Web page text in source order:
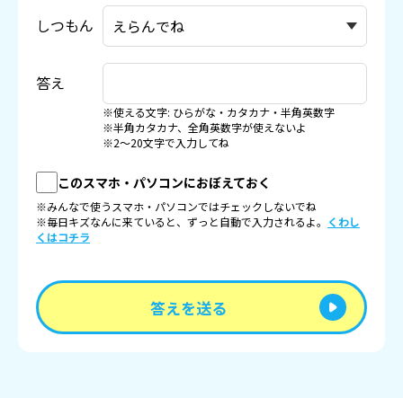
しつもん
答え
※使える文字: ひらがな・カタカナ・半角英数字
※半角カタカナ、全角英数字が使えないよ
※2〜20文字で入力してね
このスマホ・パソコンにおぼえておく
※みんなで使うスマホ・パソコンではチェックしないでね
※毎日キズなんに来ていると、ずっと自動で入力されるよ。 くわし
くはコチラ
答えを送る